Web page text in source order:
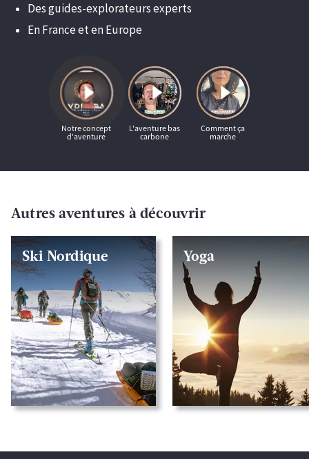
Des guides-explorateurs experts
En France et en Europe
Autres aventures à découvrir
Ski Nordique Yoga